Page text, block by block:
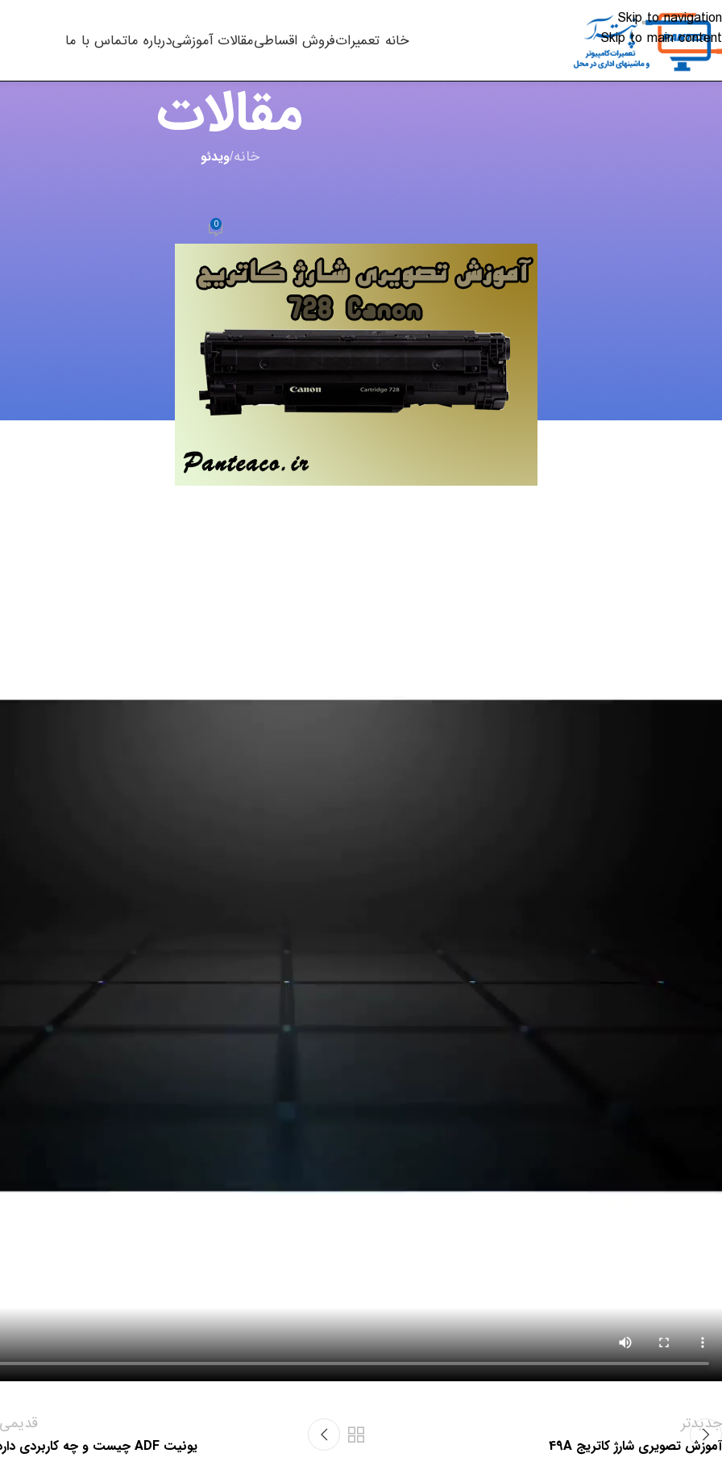
Skip to navigation
Skip to main content
خانه تعمیراتفروش اقساطیمقالات آموزشیدرباره ماتماس با ما
مقالات
خانه/ویدئو
0
جدیدتر
آموزش تصویری شارژ کاتریج 49A یونیت ADF چیست و چه کاربردی دارد؟